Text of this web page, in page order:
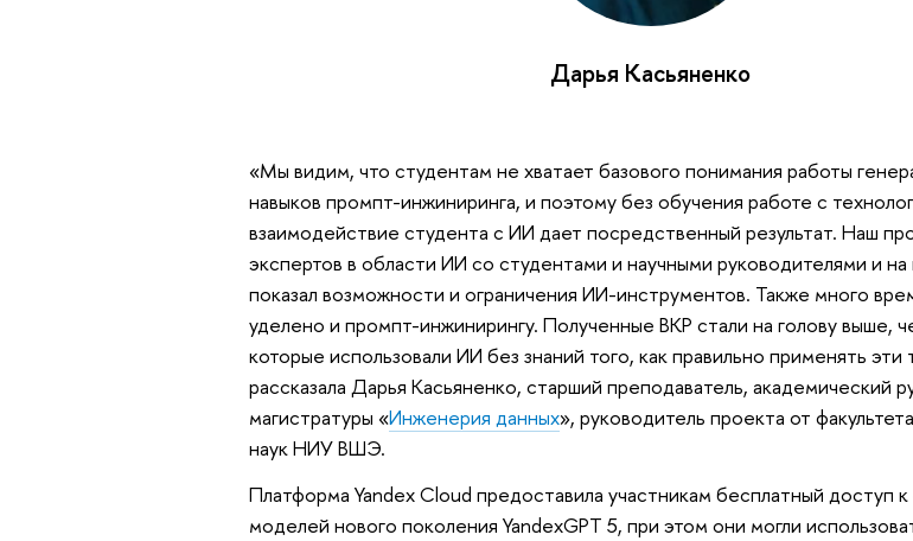
Дарья Касьяненко
«Мы видим, что студентам не хватает базового понимания работы
навыков промпт-инжиниринга, и поэтому без обучения работе с
взаимодействие студента с ИИ дает посредственный результат. Наш
экспертов в области ИИ со студентами и научными руководителями и на
показал возможности и ограничения ИИ-инструментов. Также много
уделено и промпт-инжинирингу. Полученные ВКР стали на голову выше,
которые использовали ИИ без знаний того, как правильно применять
рассказала Дарья Касьяненко, старший преподаватель, академический
магистратуры «Инженерия данных», руководитель проекта от
наук НИУ ВШЭ.
Платформа Yandex Cloud предоставила участникам бесплатный доступ
моделей нового поколения YandexGPT 5, при этом они могли